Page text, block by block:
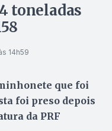
toneladas
14h59
que foi
foi preso depois
da PRF